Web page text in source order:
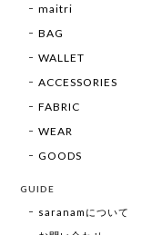
maitri
BAG
WALLET
ACCESSORIES
FABRIC
WEAR
GOODS
GUIDE
saranamについて